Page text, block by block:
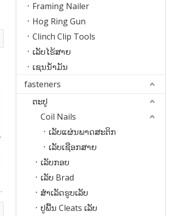
Framing Nailer
Hog Ring Gun
Clinch Clip Tools
ເລັບໄຮ້ສາຍ
ເຊນນໍ້າມັນ
fasteners
ຕະປູ
Coil Nails
ເລັບແຜ່ນພາດສະຕິກ
ເລັບເຊືອກສາຍ
ເລັບກອບ
ເລັບ Brad
ສໍາເລັດຮູບເລັບ
ປູພື້ນ Cleats ເລັບ